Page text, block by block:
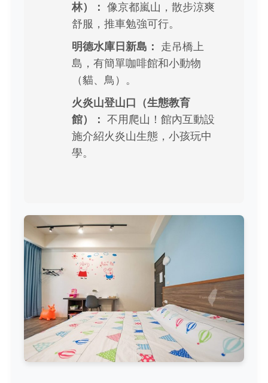
林）： 像京都嵐山，散步涼爽
舒服，推車勉強可行。
明德水庫日新島：
走吊橋上
島，有簡單咖啡館和小動物
（貓、鳥）。
火炎山登山口（生態教育
館）： 不用爬山！館內互動設
施介紹火炎山生態，小孩玩中
學。